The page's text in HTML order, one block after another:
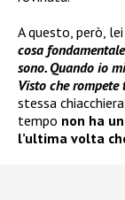
A questo, però,
cosa
sono. Quando io
Visto che
stessa
tempo non ha
l’ultima volta